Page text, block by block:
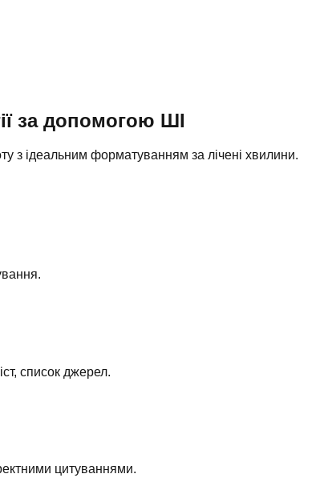
за допомогою ШІ
з ідеальним форматуванням за лічені хвилини.
список джерел.
цитуваннями.